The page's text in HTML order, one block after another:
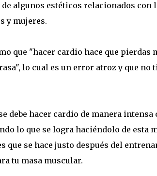
algunos estéticos relacionados con
y mujeres.
que "hacer cardio hace que pierdas
lo cual es un error atroz y que no
debe hacer cardio de manera intensa
lo que se logra haciéndolo de esta
que se hace justo después del
tu masa muscular.